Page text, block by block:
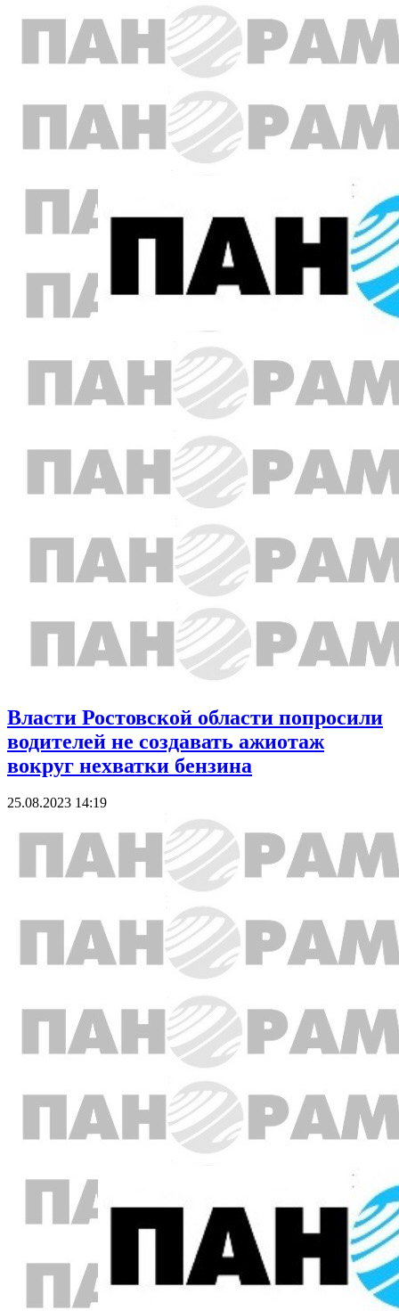
Власти Ростовской области попросили
водителей не создавать ажиотаж
вокруг нехватки бензина
25.08.2023 14:19